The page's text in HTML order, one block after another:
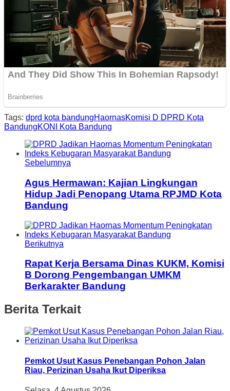
Tags: dprd kota bandungHaornasKomisi D DPRD Kota
BandungKONI Kota Bandung
Sebelumnya
Agus Hermawan: Kajian Lingkungan
Hidup Jadi Penopang Utama RPJMD Kota
Bandung
Berikutnya
Rapat Kerja Bersama Dinas KUKM, Komisi
B Dorong Pengembangan UMKM
Berkarakter Bandung
Berita Terkait
Pemkot Usut Kasus Penebangan Pohon Jalan
Riau, Perizinan Usaha Ikut Diperiksa